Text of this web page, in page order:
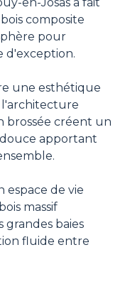
composite
pour
d'exception.
une esthétique
l'architecture
brossée créent un
apportant
de vie
massif
grandes baies
fluide entre